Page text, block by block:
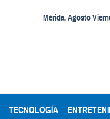
Mérida, Agosto
TECNOLOGÍA